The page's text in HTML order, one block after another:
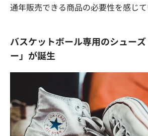
通年販売できる商品の必要性を感じて
バスケットボール専用のシュー
ー」が誕生